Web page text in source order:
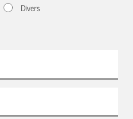
Divers